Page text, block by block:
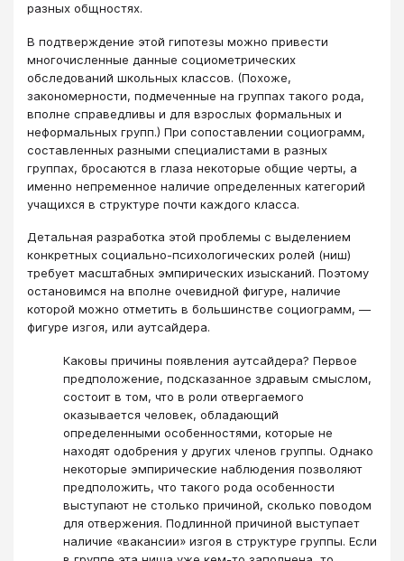
разных общностях.
В подтверждение этой гипотезы можно привести
многочисленные данные социометрических
обследований школьных классов. (Похоже,
закономерности, подмеченные на группах такого рода,
вполне справедливы и для взрослых формальных и
неформальных групп.) При сопоставлении социограмм,
составленных разными специалистами в разных
группах, бросаются в глаза некоторые общие черты, а
именно непременное наличие определенных категорий
учащихся в структуре почти каждого класса.
Детальная разработка этой проблемы с выделением
конкретных социально-психологических ролей (ниш)
требует масштабных эмпирических изысканий. Поэтому
остановимся на вполне очевидной фигуре, наличие
которой можно отметить в большинстве социограмм, —
фигуре изгоя, или аутсайдера.
Каковы причины появления аутсайдера? Первое
предположение, подсказанное здравым смыслом,
состоит в том, что в роли отвергаемого
оказывается человек, обладающий
определенными особенностями, которые не
находят одобрения у других членов группы. Однако
некоторые эмпирические наблюдения позволяют
предположить, что такого рода особенности
выступают не столько причиной, сколько поводом
для отвержения. Подлинной причиной выступает
наличие «вакансии» изгоя в структуре группы. Если